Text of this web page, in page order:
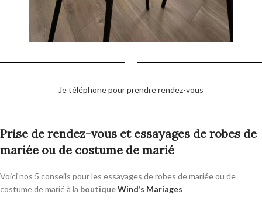
Je téléphone pour prendre rendez-vous
Prise de rendez-vous et essayages de robes de
mariée ou de costume de marié
Voici nos 5 conseils pour les essayages de robes de mariée ou de
costume de marié à la boutiqueWind’s Mariages